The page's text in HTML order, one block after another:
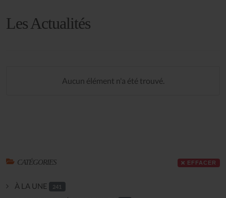
Les Actualités
Aucun élément n'a été trouvé.
CATÉGORIES EFFACER
À LA UNE 241